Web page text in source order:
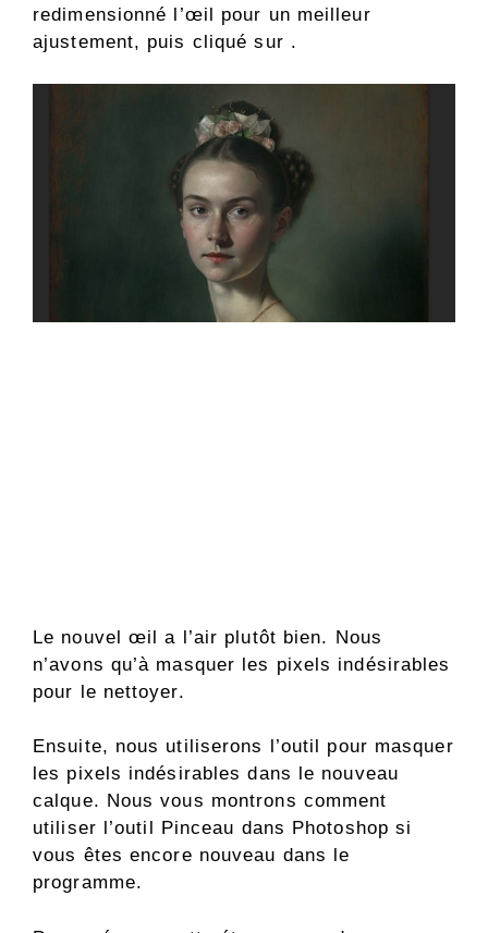
redimensionné l’œil pour un meilleur
ajustement, puis cliqué sur .
Le nouvel œil a l’air plutôt bien. Nous
n’avons qu’à masquer les pixels indésirables
pour le nettoyer.
Ensuite, nous utiliserons l’outil pour masquer
les pixels indésirables dans le nouveau
calque. Nous vous montrons comment
utiliser l’outil Pinceau dans Photoshop si
vous êtes encore nouveau dans le
programme.